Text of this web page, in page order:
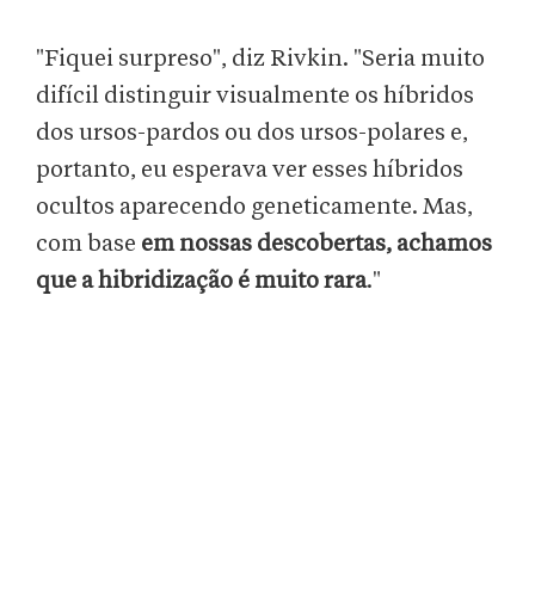
"Fiquei surpreso", diz Rivkin. "Seria muito
difícil distinguir visualmente os híbridos
dos ursos-pardos ou dos ursos-polares e,
portanto, eu esperava ver esses híbridos
ocultos aparecendo geneticamente. Mas,
com base em nossas descobertas, achamos
que a hibridização é muito rara."